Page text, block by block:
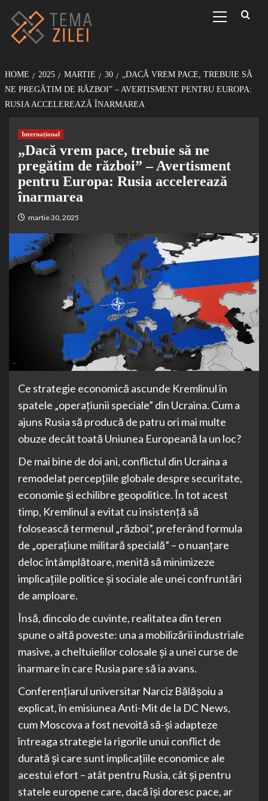
conținut
Menu
HOME 2025 MARTIE 30
„DACĂ VREM PACE, TREBUIE SĂ
NE PREGĂTIM DE RĂZBOI” – AVERTISMENT PENTRU EUROPA:
RUSIA ACCELEREAZĂ ÎNARMAREA
Internațional
„Dacă vrem pace, trebuie să ne
pregătim de război” – Avertisment
pentru Europa: Rusia accelerează
înarmarea
martie 30, 2025
Ce strategie economică ascunde Kremlinul în
spatele „operațiunii speciale” din Ucraina. Cum a
ajuns Rusia să producă de patru ori mai multe
obuze decât toată Uniunea Europeană la un loc?
De mai bine de doi ani, conflictul din Ucraina a
remodelat percepțiile globale despre securitate,
economie și echilibre geopolitice. În tot acest
timp, Kremlinul a evitat cu insistență să
folosească termenul „război”, preferând formula
de „operațiune militară specială” – o nuanțare
deloc întâmplătoare, menită să minimizeze
implicațiile politice și sociale ale unei confruntări
de amploare.
Însă, dincolo de cuvinte, realitatea din teren
spune o altă poveste: una a mobilizării industriale
masive, a cheltuielilor colosale și a unei curse de
înarmare în care Rusia pare să ia avans.
Conferențiarul universitar Narciz Bălășoiu a
explicat, în emisiunea Anti-Mit de la DC News,
cum Moscova a fost nevoită să-și adapteze
întreaga strategie la rigorile unui conflict de
durată și care sunt implicațiile economice ale
acestui efort – atât pentru Rusia, cât și pentru
statele europene care, dacă își doresc pace, ar